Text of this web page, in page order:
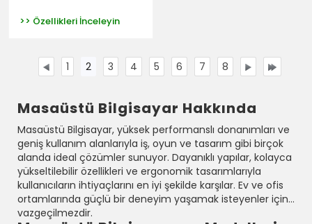
>> Özellikleri İnceleyin
1 2 3 4 5 6 7 8
Masaüstü Bilgisayar Hakkında
Masaüstü Bilgisayar, yüksek performanslı donanımları ve
geniş kullanım alanlarıyla iş, oyun ve tasarım gibi birçok
alanda ideal çözümler sunuyor. Dayanıklı yapılar, kolayca
yükseltilebilir özellikleri ve ergonomik tasarımlarıyla
kullanıcıların ihtiyaçlarını en iyi şekilde karşılar. Ev ve ofis
ortamlarında güçlü bir deneyim yaşamak isteyenler için
vazgeçilmezdir.